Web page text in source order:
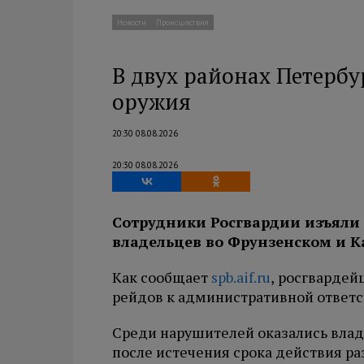
Новости Происшествия
В двух районах
оружия
20:30 08.08.2026
20:30 08.08.2026
Сотрудники Росгвардии
владельцев во Фрунзенском и
Как сообщает spb.aif.ru,
рейдов к административной
Среди нарушителей оказались
после истечения срока действия